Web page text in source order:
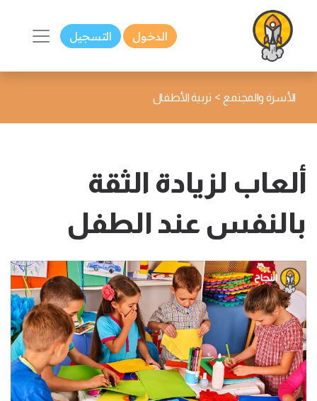
الدخول التسجيل
الأسرة والمجتمع > تربية الأطفال
ألعاب لزيادة الثقة
بالنفس عند الطفل